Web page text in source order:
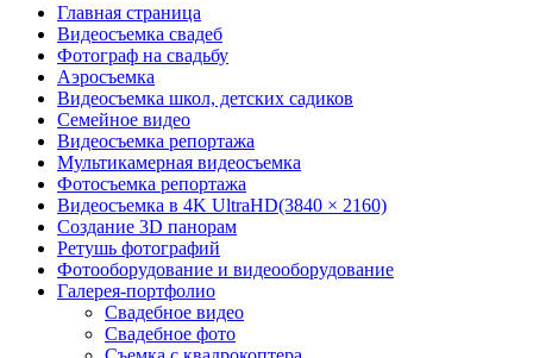
Главная страница
Видеосъемка свадеб
Фотограф на свадьбу
Аэросъемка
Видеосъемка школ, детских садиков
Семейное видео
Видеосъемка репортажа
Мультикамерная видеосъемка
Фотосъемка репортажа
Видеосъемка в 4K UltraHD(3840 × 2160)
Создание 3D панорам
Ретушь фотографий
Фотооборудование и видеооборудование
Галерея-портфолио
Свадебное видео
Свадебное фото